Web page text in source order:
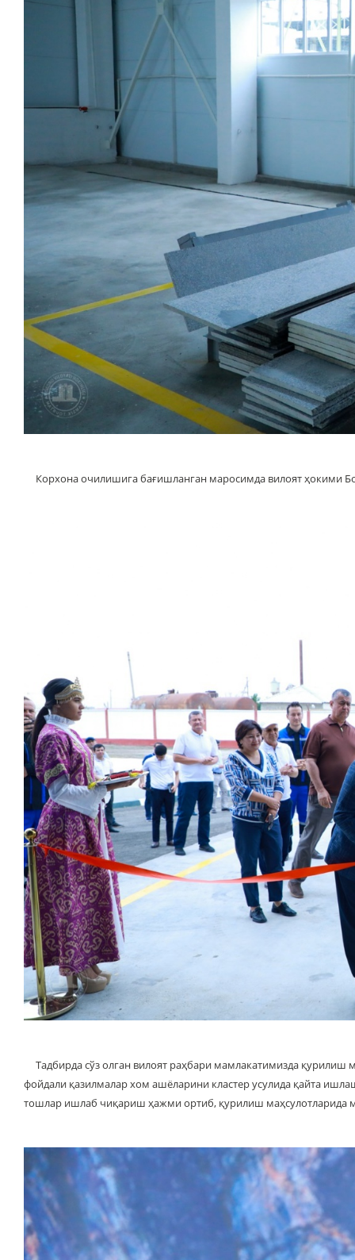
Корхона очилишига бағишланган маросимда вилоят ҳокими
Тадбирда сўз олган вилоят раҳбари мамлакатимизда
фойдали қазилмалар хом ашёларини кластер усулида қайта
тошлар ишлаб чиқариш ҳажми ортиб, қурилиш маҳсулотларида